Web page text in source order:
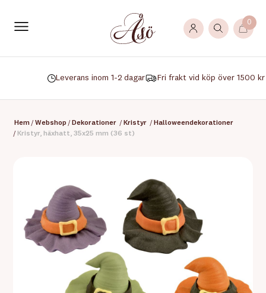
0
Leverans inom 1-2 dagar Fri frakt vid köp över 1500 kr
Hem / Webshop / Dekorationer / Kristyr / Halloweendekorationer
/ Kristyr, häxhatt, 35x25 mm (36 st)